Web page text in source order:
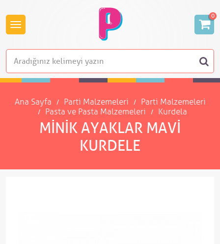
0
Ana Sayfa Parti Malzemeleri
Parti Malzemeleri
Pasta ve Pasta Malzemeleri
Kurdela
MINIK AYAKLAR MAVI
KURDELE